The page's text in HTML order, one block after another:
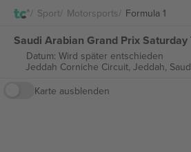
Sport Motorsports Formula 1
Datum: Wird später entschieden
Jeddah Corniche Circuit, Jeddah,
Karte ausblenden